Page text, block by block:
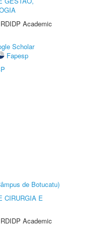
Academic
Scholar
Fapesp
de Botucatu)
CIRURGIA E
Academic